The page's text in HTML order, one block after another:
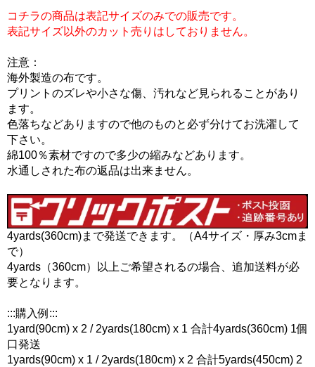
コチラの商品は表記サイズのみでの販売です。
表記サイズ以外のカット売りはしておりません。
注意：
海外製造の布です。
プリントのズレや小さな傷、汚れなど見られることがあり
ます。
色落ちなどありますので他のものと必ず分けてお洗濯して
下さい。
綿100％素材ですので多少の縮みなどあります。
水通しされた布の返品は出来ません。
4yards(360cm)まで発送できます。（A4サイズ・厚み3cmま
で）
4yards（360cm）以上ご希望されるの場合、追加送料が必
要となります。
:::購入例:::
1yard(90cm) x 2 / 2yards(180cm) x 1 合計4yards(360cm) 1個
口発送
1yards(90cm) x 1 / 2yards(180cm) x 2 合計5yards(450cm) 2